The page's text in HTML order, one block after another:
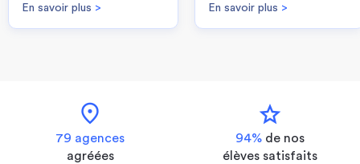
En savoir plus > En savoir plus >
location_on
79 agences
agréées
star
94% de nos
élèves satisfaits